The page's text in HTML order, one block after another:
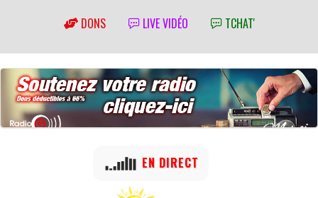
DONS LIVE VIDÉO TCHAT'
EN DIRECT